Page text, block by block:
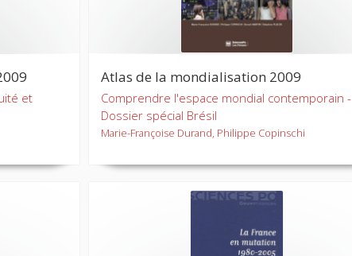
et
Atlas de la mondialisation 2009
Comprendre l'espace mondial contemporain -
Dossier spécial Brésil
Marie-Françoise Durand, Philippe Copinschi